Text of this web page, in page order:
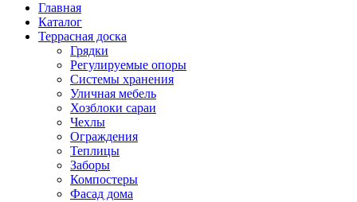
Главная
Каталог
Террасная доска
Грядки
Регулируемые опоры
Системы хранения
Уличная мебель
Хозблоки сараи
Чехлы
Ограждения
Теплицы
Заборы
Компостеры
Фасад дома